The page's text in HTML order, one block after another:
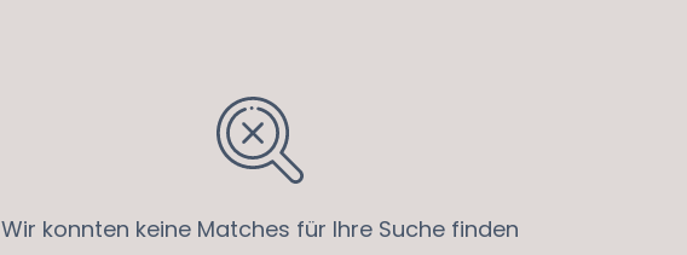
Wir konnten keine Matches für Ihre Suche finden